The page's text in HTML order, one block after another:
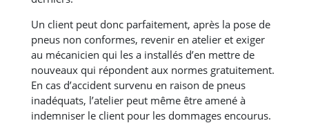
Un client peut donc parfaitement, après la pose de
pneus non conformes, revenir en atelier et exiger
au mécanicien qui les a installés d’en mettre de
nouveaux qui répondent aux normes gratuitement.
En cas d’accident survenu en raison de pneus
inadéquats, l’atelier peut même être amené à
indemniser le client pour les dommages encourus.